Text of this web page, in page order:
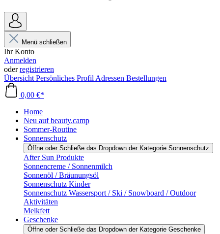
Menü schließen
Ihr Konto
Anmelden
oderregistrieren
Übersicht Persönliches Profil Adressen Bestellungen
0,00 €*
Home
Neu auf beauty.camp
Sommer-Routine
Sonnenschutz
Öffne oder Schließe das Dropdown der Kategorie Sonnenschutz
After Sun Produkte
Sonnencreme / Sonnenmilch
Sonnenöl / Bräunungsöl
Sonnenschutz Kinder
Sonnenschutz Wassersport / Ski / Snowboard / Outdoor
Aktivitäten
Melkfett
Geschenke
Öffne oder Schließe das Dropdown der Kategorie Geschenke